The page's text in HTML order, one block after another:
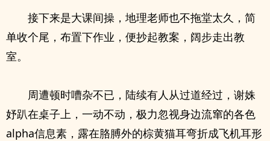
接下来是大课间操，地理老师也不拖堂太久，简
单收个尾，布置下作业，便抄起教案，阔步走出教
室。
周遭顿时嘈杂不已，陆续有人从过道经过，谢姝
妤趴在桌子上，一动不动，极力忽视身边流窜的各色
alpha信息素，露在胳膊外的棕黄猫耳弯折成飞机耳形